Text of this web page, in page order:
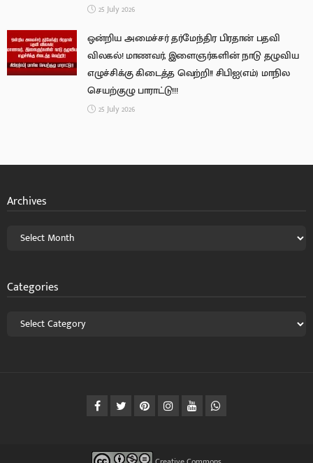
25 July 2026
ஒன்றிய அமைச்சர் தர்மேந்திர பிரதான் பதவி
விலகல்! மாணவர், இளைஞர்களின் நாடு தழுவிய
எழுச்சிக்கு கிடைத்த வெற்றி!! சிபிஐ(எம்) மாநில
செயற்குழு பாராட்டு!!!
25 July 2026
Archives
Categories